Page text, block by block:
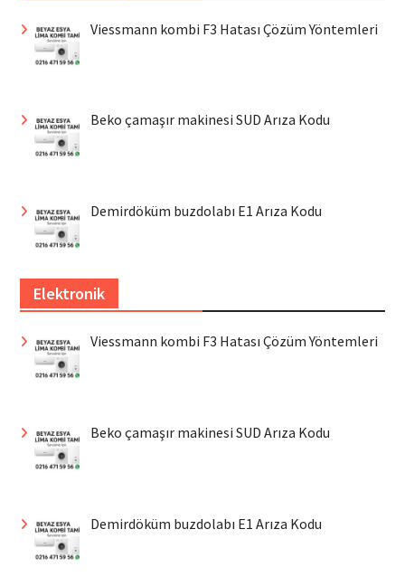
Viessmann kombi F3 Hatası Çözüm Yöntemleri
Beko çamaşır makinesi SUD Arıza Kodu
Demirdöküm buzdolabı E1 Arıza Kodu
Elektronik
Viessmann kombi F3 Hatası Çözüm Yöntemleri
Beko çamaşır makinesi SUD Arıza Kodu
Demirdöküm buzdolabı E1 Arıza Kodu